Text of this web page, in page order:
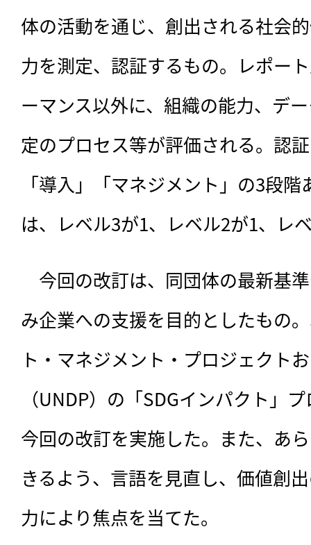
体の活動を通じ、創出される社会
力を測定、認証するもの。レポー
ーマンス以外に、組織の能力、デ
定のプロセス等が評価される。認
「導入」「マネジメント」の3段
は、レベル3が1、レベル2が1、レ
今回の改訂は、同団体の最新基
み企業への支援を目的としたもの
ト・マネジメント・プロジェクト
（UNDP）の「SDGインパクト」
今回の改訂を実施した。また、あ
きるよう、言語を見直し、価値創
力により焦点を当てた。